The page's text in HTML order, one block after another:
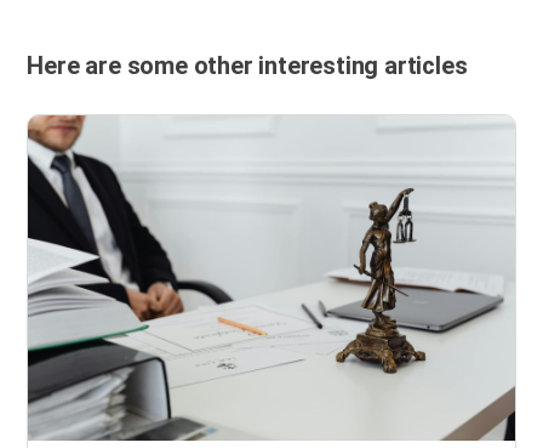
Here are some other interesting articles